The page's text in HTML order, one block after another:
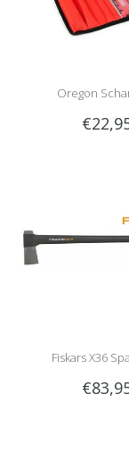
Oregon
Fiskars X36
meistverkaufte